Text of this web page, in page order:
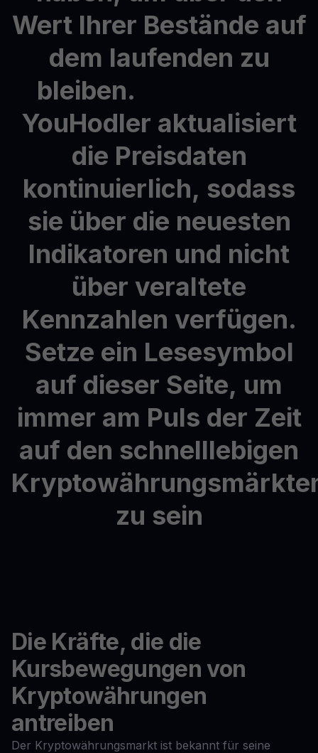
Wert Ihrer Bestände auf
dem laufenden zu
bleiben.
YouHodler aktualisiert
die Preisdaten
kontinuierlich, sodass
sie über die neuesten
Indikatoren und nicht
über veraltete
Kennzahlen verfügen.
Setze ein Lesesymbol
auf dieser Seite, um
immer am Puls der Zeit
auf den schnelllebigen
zu sein
Die Kräfte, die die
Kursbewegungen von
Kryptowährungen
antreiben
Der Kryptowährungsmarkt ist bekannt für seine